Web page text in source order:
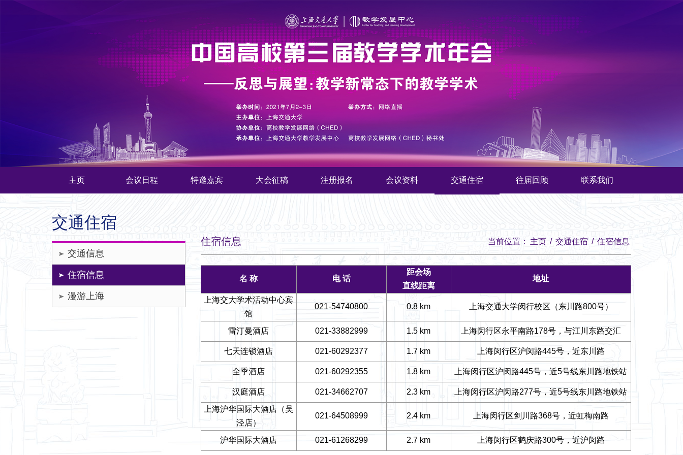
主页 会议日程 特邀嘉宾 大会征稿 注册报名 会议资料 交通住宿 往届回顾 联系我们
交通住宿
交通信息
住宿信息
漫游上海
住宿信息 当前位置： 主页 / 交通住宿 / 住宿信息
名 称 电 话
距会场
直线距离
地址
上海交大学术活动中心宾
馆
021-54740800 0.8 km 上海交通大学闵行校区（东川路800号）
雷汀曼酒店 021-33882999 1.5 km 上海闵行区永平南路178号，与江川东路交汇
七天连锁酒店 021-60292377 1.7 km 上海闵行区沪闵路445号，近东川路
全季酒店 021-60292355 1.8 km 上海闵行区沪闵路445号，近5号线东川路地铁站
汉庭酒店 021-34662707 2.3 km 上海闵行区沪闵路277号，近5号线东川路地铁站
上海沪华国际大酒店（吴
泾店）
021-64508999 2.4 km 上海闵行区剑川路368号，近虹梅南路
沪华国际大酒店 021-61268299 2.7 km 上海闵行区鹤庆路300号，近沪闵路